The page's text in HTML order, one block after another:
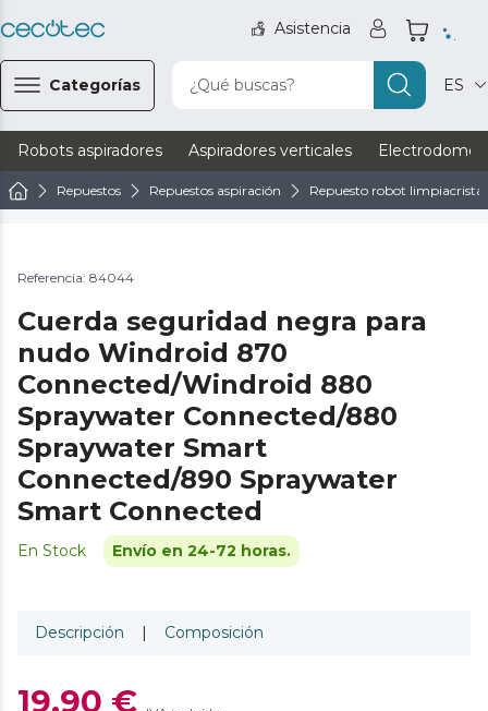
Asistencia
Categorías ¿Qué buscas? ES
Robots aspiradores Aspiradores verticales
Repuestos Repuestos aspiración Repuesto robot
Referencia: 84044
Cuerda seguridad negra para
nudo Windroid 870
Connected/Windroid 880
Spraywater Connected/880
Spraywater Smart
Connected/890 Spraywater
Smart Connected
En Stock Envío en 24-72 horas.
Descripción | Composición
19,90 €